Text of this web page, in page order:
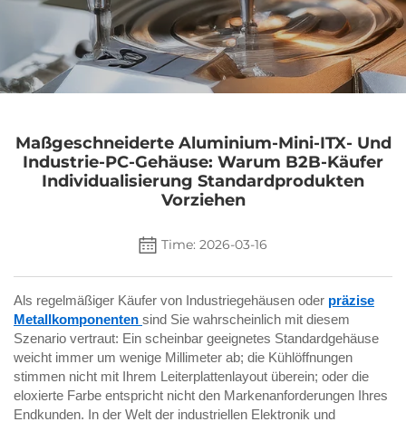
Nachrichten
FAQ
Kontaktieren Sie Uns
Maßgeschneiderte Aluminium-Mini-ITX- Und
Industrie-PC-Gehäuse: Warum B2B-Käufer
Individualisierung Standardprodukten
Vorziehen
Time: 2026-03-16
Als regelmäßiger Käufer von Industriegehäusen oder präzise
Metallkomponenten sind Sie wahrscheinlich mit diesem
Szenario vertraut: Ein scheinbar geeignetes Standardgehäuse
weicht immer um wenige Millimeter ab; die Kühlöffnungen
stimmen nicht mit Ihrem Leiterplattenlayout überein; oder die
eloxierte Farbe entspricht nicht den Markenanforderungen Ihres
Endkunden. In der Welt der industriellen Elektronik und